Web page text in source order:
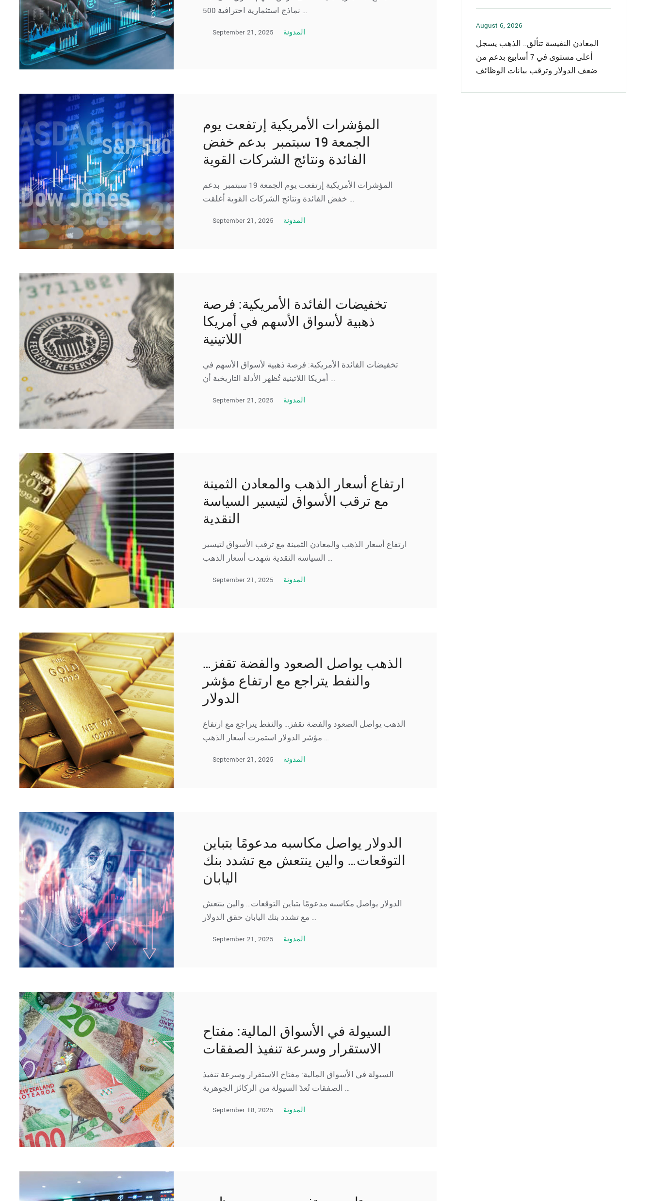
500 نماذج استثمارية احترافية …
September 21, 2025 المدونة
المؤشرات الأمريكية إرتفعت يوم
الجمعة 19 سبتمبر بدعم خفض
الفائدة ونتائج الشركات القوية
المؤشرات الأمريكية إرتفعت يوم الجمعة 19 سبتمبر بدعم
خفض الفائدة ونتائج الشركات القوية أغلقت …
September 21, 2025 المدونة
تخفيضات الفائدة الأمريكية: فرصة
ذهبية لأسواق الأسهم في أمريكا
اللاتينية
تخفيضات الفائدة الأمريكية: فرصة ذهبية لأسواق الأسهم في
أمريكا اللاتينية تُظهر الأدلة التاريخية أن …
September 21, 2025 المدونة
ارتفاع أسعار الذهب والمعادن الثمينة
مع ترقب الأسواق لتيسير السياسة
النقدية
ارتفاع أسعار الذهب والمعادن الثمينة مع ترقب الأسواق لتيسير
السياسة النقدية شهدت أسعار الذهب …
September 21, 2025 المدونة
الذهب يواصل الصعود والفضة تقفز…
والنفط يتراجع مع ارتفاع مؤشر
الدولار
الذهب يواصل الصعود والفضة تقفز… والنفط يتراجع مع ارتفاع
مؤشر الدولار استمرت أسعار الذهب …
September 21, 2025 المدونة
الدولار يواصل مكاسبه مدعومًا بتباين
التوقعات… والين ينتعش مع تشدد بنك
اليابان
الدولار يواصل مكاسبه مدعومًا بتباين التوقعات… والين ينتعش
مع تشدد بنك اليابان حقق الدولار …
September 21, 2025 المدونة
السيولة في الأسواق المالية: مفتاح
الاستقرار وسرعة تنفيذ الصفقات
السيولة في الأسواق المالية: مفتاح الاستقرار وسرعة تنفيذ
الصفقات تُعدّ السيولة من الركائز الجوهرية …
September 18, 2025 المدونة
August 6, 2026
المعادن النفيسة تتألق.. الذهب يسجل
أعلى مستوى في 7 أسابيع بدعم من
ضعف الدولار وترقب بيانات الوظائف